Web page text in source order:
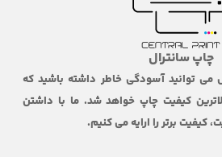
چاپ سانترال
می توانید آسودگی خاطر داشته باشید که
کیفیت چاپ خواهد شد. ما با داشتن
کیفیت برتر را ارایه می کنیم.